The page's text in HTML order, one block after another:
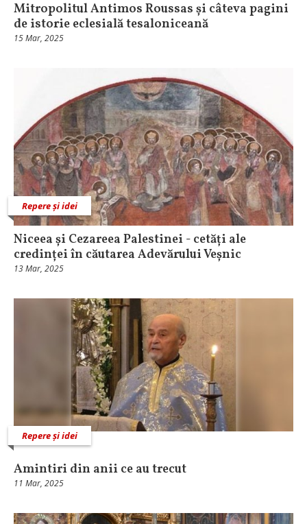
Mitropolitul Antimos Roussas și câteva pagini
de istorie eclesială tesaloniceană
15 Mar, 2025
Repere și idei
Niceea și Cezareea Palestinei - cetăți ale
credinței în căutarea Adevărului Veșnic
13 Mar, 2025
Repere și idei
Amintiri din anii ce au trecut
11 Mar, 2025